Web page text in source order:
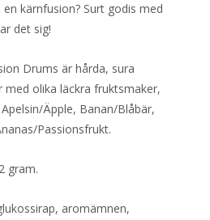
kärnfusion? Surt godis med
det sig!
Drums är hårda, sura
olika läckra fruktsmaker,
Äpple, Banan/Blåbär,
Passionsfrukt.
gram.
aromämnen,